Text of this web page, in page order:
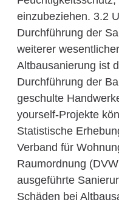
einzubeziehen. 3.2
Durchführung der
weiterer
Altbausanierung ist
Durchführung der
geschulte
yourself-Projekte
Statistische
Verband für
Raumordnung
ausgeführte
Schäden bei